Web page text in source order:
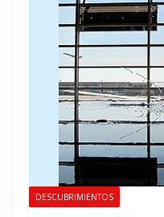
DESCUBRIMIENTOS